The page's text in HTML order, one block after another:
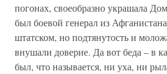
погонах, своеобразно украшала
был боевой генерал из
штатском, но подтянутость и
внушали доверие. Да вот беда – в
был, что называется, ни уха, ни